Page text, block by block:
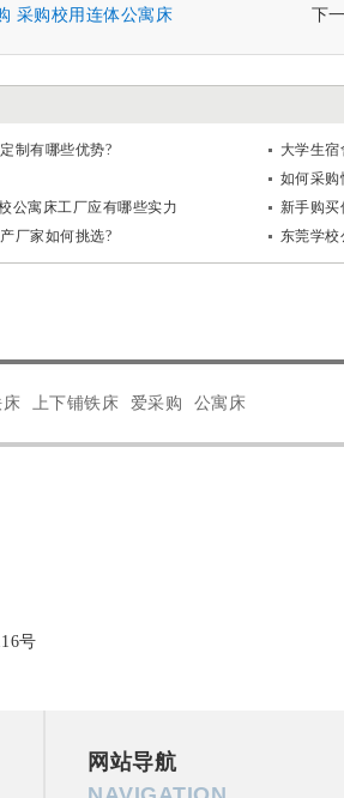
采购校用连体公寓床 下
制有哪些优势?
大学生
如何采购
公寓床工厂应有哪些实力
新手购买
厂家如何挑选?
东莞学
上下铺铁床 爱采购 公寓床
号
网站导航